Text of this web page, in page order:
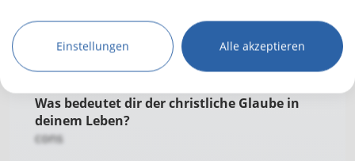
Bergsteigen
Fotografie
Basteln
Rad fahren
Schwimmen
Engagierst du dich in der Gemeinde?
Was bedeutet dir der christliche Glaube in
deinem Leben?
cons
Einstellungen Alle akzeptieren